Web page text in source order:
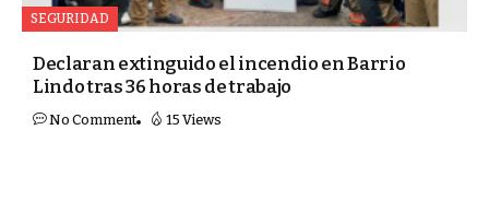
SEGURIDAD
Declaran extinguido el incendio en Barrio
Lindo tras 36 horas de trabajo
No Comment 15 Views